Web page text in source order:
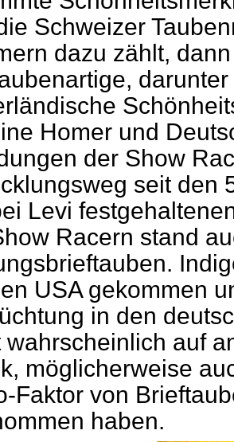
Schweizer
dazu zählt,
Homer und
der Show
seit den
Levi
Racern stand
USA gekommen
in den
wahrscheinlich auf
möglicherweise
Faktor von
haben.